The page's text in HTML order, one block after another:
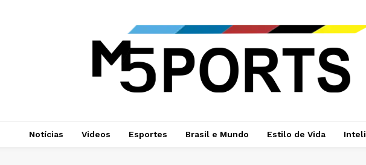
Notícias Videos Esportes Brasil e Mundo Estilo de Vida